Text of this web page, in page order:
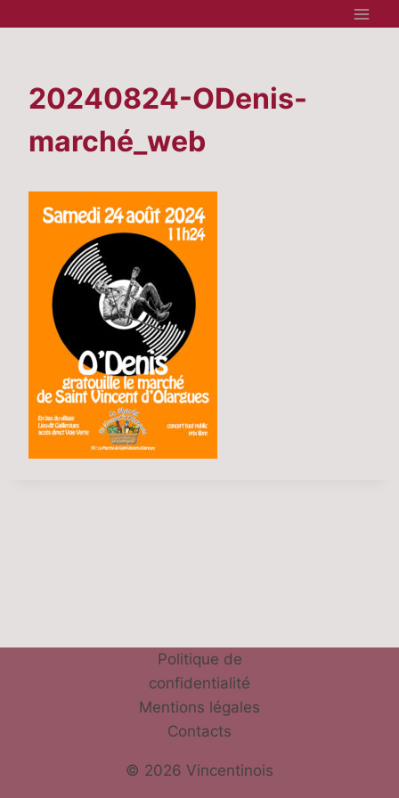
20240824-ODenis-
marché_web
Politique de
confidentialité
Mentions légales
Contacts
© 2026 Vincentinois